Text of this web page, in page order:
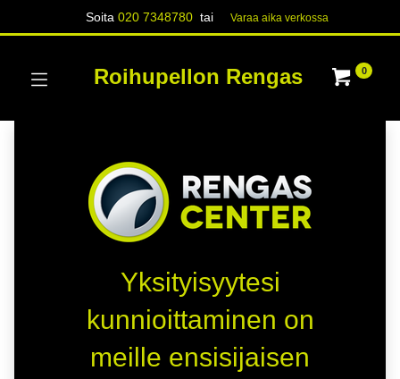
Soita020 7348780 tai Varaa aika verk​​​​ossa
Roihupellon Rengas 0
Yksityisyytesi
kunnioittaminen on
meille ensisijaisen